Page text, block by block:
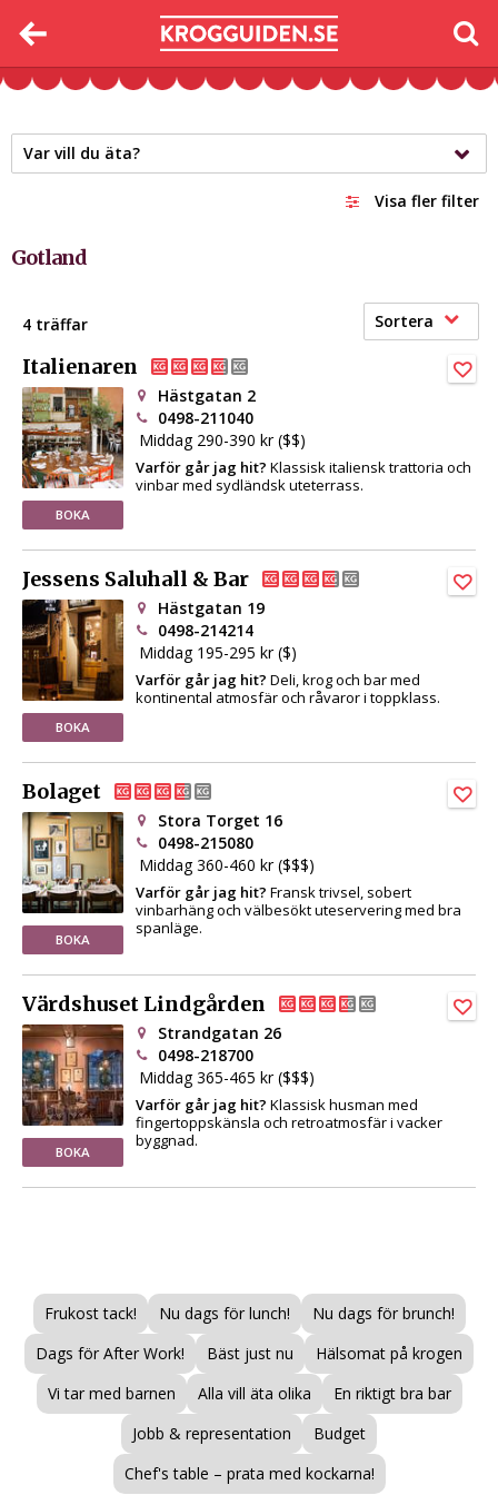
Var vill du äta?
Visa fler filter
Gotland
4 träffar Sortera
Italienaren
BOKA
Hästgatan 2
0498-211040
Middag 290-390 kr ($$)
Varför går jag hit? Klassisk italiensk trattoria och
vinbar med sydländsk uteterrass.
Jessens Saluhall & Bar
BOKA
Hästgatan 19
0498-214214
Middag 195-295 kr ($)
Varför går jag hit? Deli, krog och bar med
kontinental atmosfär och råvaror i toppklass.
Bolaget
BOKA
Stora Torget 16
0498-215080
Middag 360-460 kr ($$$)
Varför går jag hit? Fransk trivsel, sobert
vinbarhäng och välbesökt uteservering med bra
spanläge.
Värdshuset Lindgården
BOKA
Strandgatan 26
0498-218700
Middag 365-465 kr ($$$)
Varför går jag hit? Klassisk husman med
fingertoppskänsla och retroatmosfär i vacker
byggnad.
Frukost tack! Nu dags för lunch!
Nu dags för brunch!
Dags för After Work!
Bäst just nu
Hälsomat på krogen
Vi tar med barnen
Alla vill äta olika
En riktigt bra bar
Jobb & representation
Budget
Chef's table – prata med kockarna!